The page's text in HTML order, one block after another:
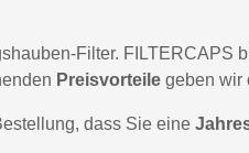
Filter. FILTERCAPS
Preisvorteile geben wir
dass Sie eine